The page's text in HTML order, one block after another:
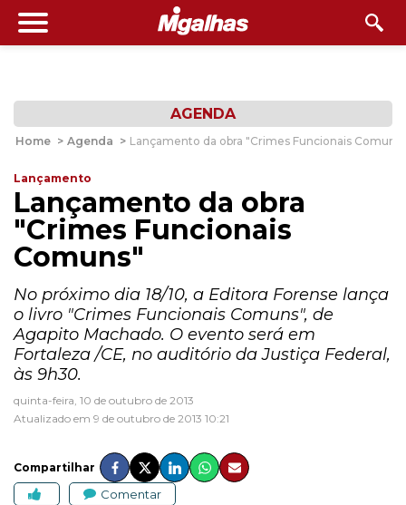
AGENDA
Home > Agenda > Lançamento da obra "Crimes Funcionais Comuns"
Lançamento
Lançamento da obra
"Crimes Funcionais
Comuns"
No próximo dia 18/10, a Editora Forense lança
o livro "Crimes Funcionais Comuns", de
Agapito Machado. O evento será em
Fortaleza /CE, no auditório da Justiça Federal,
às 9h30.
quinta-feira, 10 de outubro de 2013
Atualizado em 9 de outubro de 2013 10:21
Compartilhar
Comentar